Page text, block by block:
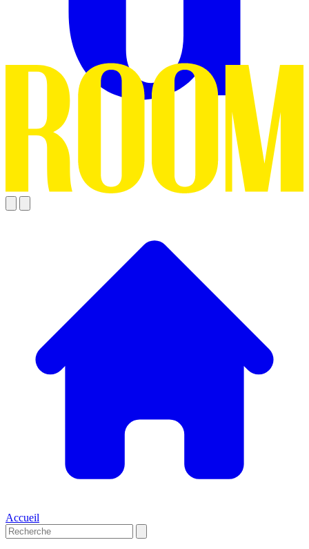
Accueil